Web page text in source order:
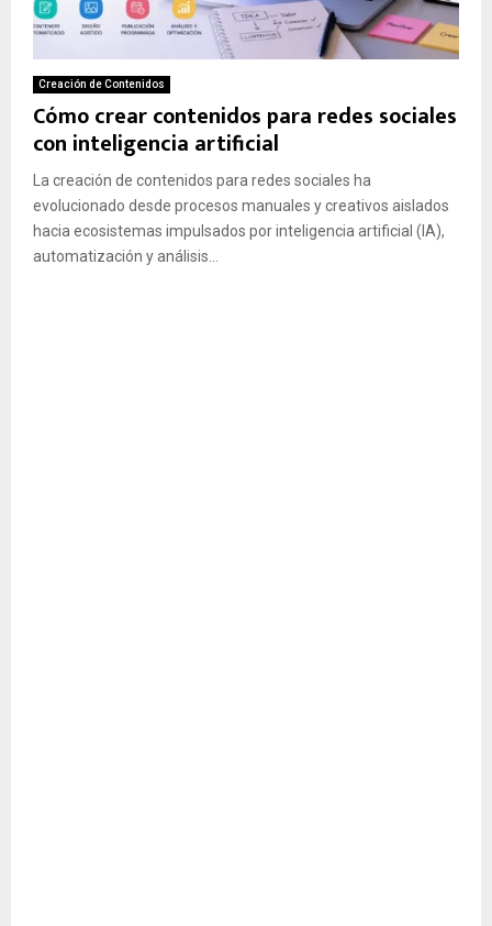
Creación de Contenidos
Cómo crear contenidos para redes sociales
con inteligencia artificial
La creación de contenidos para redes sociales ha
evolucionado desde procesos manuales y creativos aislados
hacia ecosistemas impulsados por inteligencia artificial (IA),
automatización y análisis...